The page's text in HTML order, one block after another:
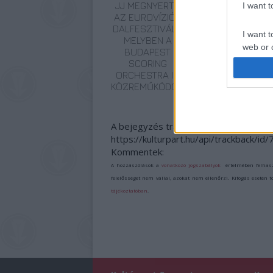
I want
I want
web or
I want
JJ MEGNYERTE
AZ EUROVÍZIÓS
DALFESZTIVÁLT,
MELYBEN A
BUDAPEST
SCORING
ORCHESTRA IS
KÖZREMŰKÖDÖTT
ELSTARTOLT A
VÖLGYE
A bejegyzés trackback címe:
https://kulturpart.hu/api/trackback/id/
Kommentek:
A hozzászólások avonatkozó jogszabályok
értelmében
felelősséget nem vállal, azokat nem ellenőrzi. Kifogás
tájékoztatóban